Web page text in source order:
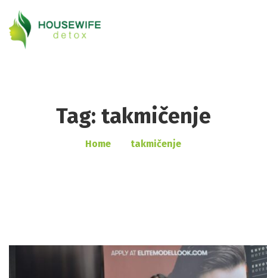
Tag: takmičenje
Home takmičenje